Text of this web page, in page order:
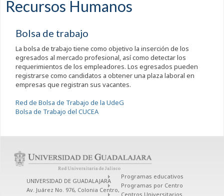
Recursos Humanos
Bolsa de trabajo
La bolsa de trabajo tiene como objetivo la inserción de los
egresados al mercado profesional, así como detectar los
requerimientos de los empleadores. Los egresados pueden
registrarse como candidatos a obtener una plaza laboral en
empresas que registran sus vacantes.
Red de Bolsa de Trabajo de la UdeG
Bolsa de Trabajo del CUCEA
UNIVERSIDAD DE GUADALAJARA
Av. Juárez No. 976, Colonia Centro,
Programas educativos
Programas por Centro
Centros Universitarios